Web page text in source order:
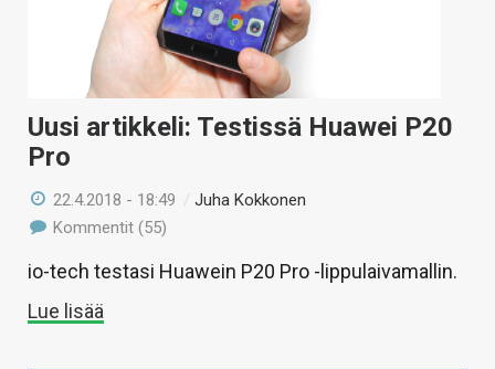
Uusi artikkeli: Testissä Huawei P20
Pro
22.4.2018 - 18:49 /Juha Kokkonen
Kommentit (55)
io-tech testasi Huawein P20 Pro -lippulaivamallin.
Lue lisää